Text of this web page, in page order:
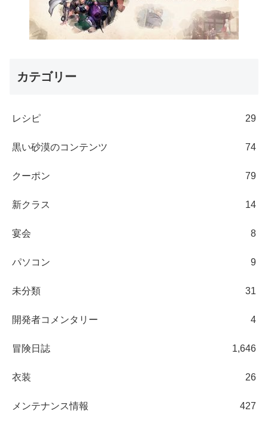
カテゴリー
レシピ 29
黒い砂漠のコンテンツ 74
クーポン 79
新クラス 14
宴会 8
パソコン 9
未分類 31
開発者コメンタリー 4
冒険日誌 1,646
衣装 26
メンテナンス情報 427